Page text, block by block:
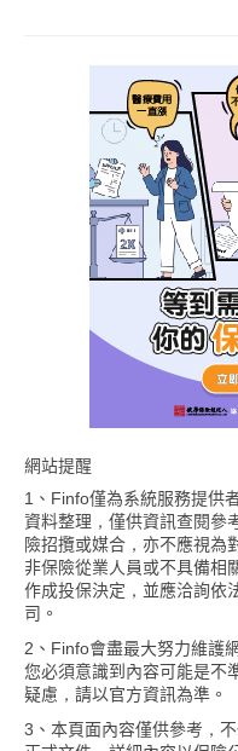
網站提醒
1、Finfo僅為系統服務提供
資料整理，僅供資訊查閱參
險招攬或媒合，亦不應視為
非保險從業人員或不具備相
作成投保決定，並應洽詢依
司。
2、Finfo會盡最大努力維護
您必須意識到內容可能是不
疑慮，請以官方資訊為準。
3、本頁面內容僅供參考，